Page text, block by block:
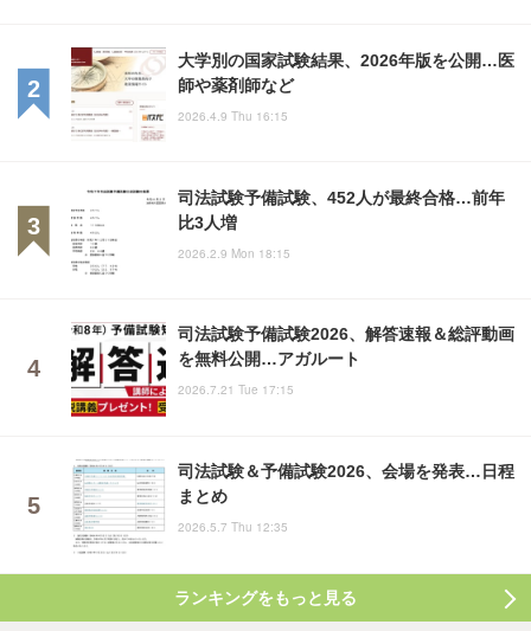
大学別の国家試験結果、2026年版を公開…医
師や薬剤師など
2026.4.9 Thu 16:15
司法試験予備試験、452人が最終合格…前年
比3人増
2026.2.9 Mon 18:15
司法試験予備試験2026、解答速報＆総評動画
を無料公開…アガルート
2026.7.21 Tue 17:15
司法試験＆予備試験2026、会場を発表…日程
まとめ
2026.5.7 Thu 12:35
ランキングをもっと見る